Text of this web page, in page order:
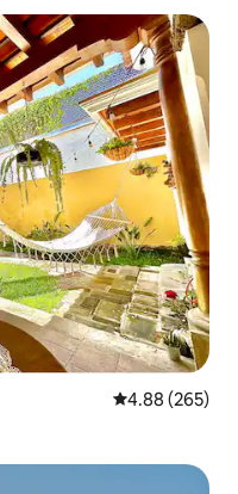
औसत रेटिंग 5 में से
4.88 (265)